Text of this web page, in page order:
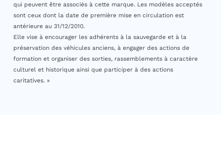
qui peuvent être associés à cette marque. Les modèles acceptés
sont ceux dont la date de première mise en circulation est
antérieure au 31/12/2010.
Elle vise à encourager les adhérents à la sauvegarde et à la
préservation des véhicules anciens, à engager des actions de
formation et organiser des sorties, rassemblements à caractère
culturel et historique ainsi que participer à des actions
caritatives. »